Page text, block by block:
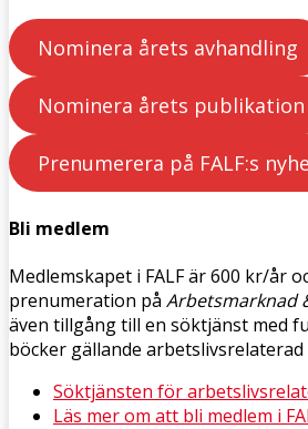
Nominera årets avhandling
Nominera årets publikation
Prenumerera på FALF:s
Bli medlem
Medlemskapet i FALF är 600 kr/år
prenumeration på Arbetsmarknad
även tillgång till en söktjänst med
böcker gällande
Söktjänsten för
Läs mer om att bli medlem i